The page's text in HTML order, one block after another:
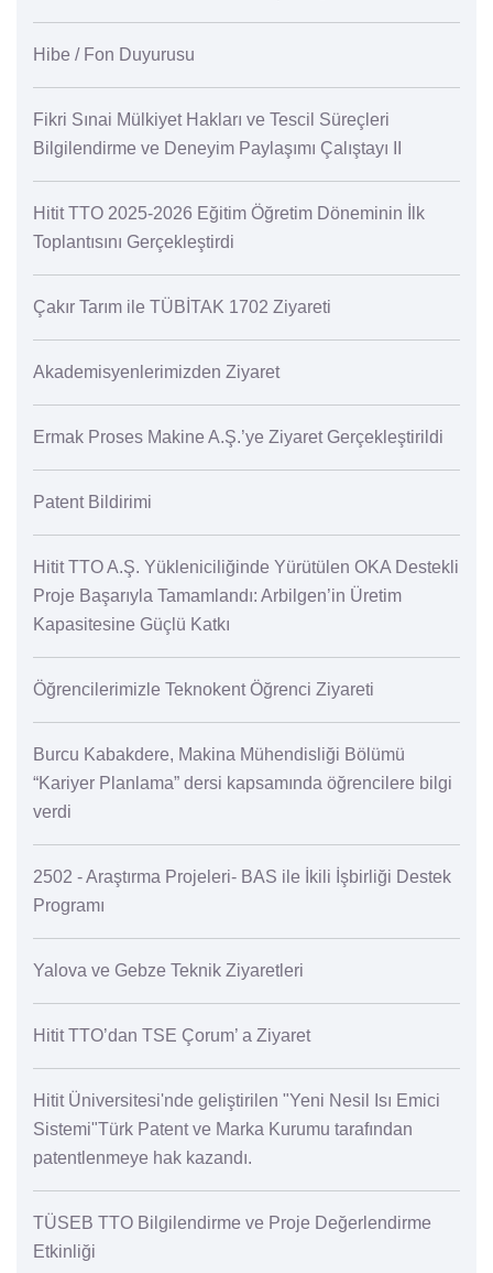
Hibe / Fon Duyurusu
Fikri Sınai Mülkiyet Hakları ve Tescil Süreçleri
Bilgilendirme ve Deneyim Paylaşımı Çalıştayı II
Hitit TTO 2025-2026 Eğitim Öğretim Döneminin İlk
Toplantısını Gerçekleştirdi
Çakır Tarım ile TÜBİTAK 1702 Ziyareti
Akademisyenlerimizden Ziyaret
Ermak Proses Makine A.Ş.’ye Ziyaret Gerçekleştirildi
Patent Bildirimi
Hitit TTO A.Ş. Yükleniciliğinde Yürütülen OKA Destekli
Proje Başarıyla Tamamlandı: Arbilgen’in Üretim
Kapasitesine Güçlü Katkı
Öğrencilerimizle Teknokent Öğrenci Ziyareti
Burcu Kabakdere, Makina Mühendisliği Bölümü
“Kariyer Planlama” dersi kapsamında öğrencilere bilgi
verdi
2502 - Araştırma Projeleri- BAS ile İkili İşbirliği Destek
Programı
Yalova ve Gebze Teknik Ziyaretleri
Hitit TTO’dan TSE Çorum’ a Ziyaret
Hitit Üniversitesi'nde geliştirilen "Yeni Nesil Isı Emici
Sistemi"Türk Patent ve Marka Kurumu tarafından
patentlenmeye hak kazandı.
TÜSEB TTO Bilgilendirme ve Proje Değerlendirme
Etkinliği